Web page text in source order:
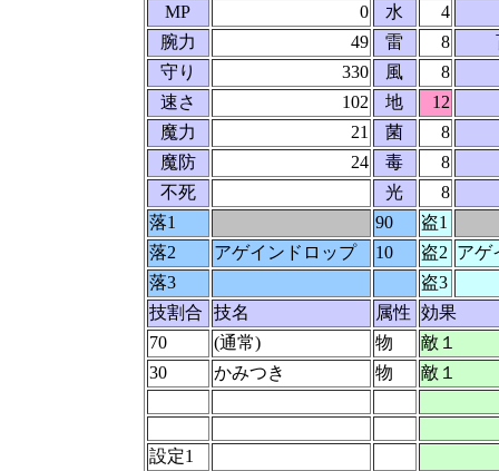
MP
0 水
4
腕力
49 雷 8
守り
330 風
8
速さ
102 地
12
魔力
21 菌
8
魔防
24 毒
8
不死
光
8
落1
90
盗1
落2
アゲインドロップ 10 盗2 アゲ
落3
盗3
技割合
技名 属性 効果
70
(通常) 物
敵１
30
かみつき 物 敵１
設定1